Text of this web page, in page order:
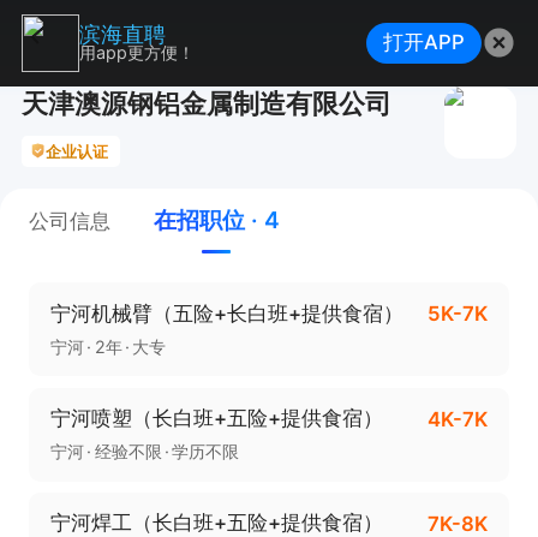
天津澳源钢铝金属制造有限公司
企业认证
公司信息 在招职位 · 4
宁河机械臂（五险+长白班+提供食宿） 5K-7K
宁河 2年 大专
宁河喷塑（长白班+五险+提供食宿） 4K-7K
宁河 经验不限 学历不限
宁河焊工（长白班+五险+提供食宿） 7K-8K
滨海直聘
用app更方便！ 打开APP